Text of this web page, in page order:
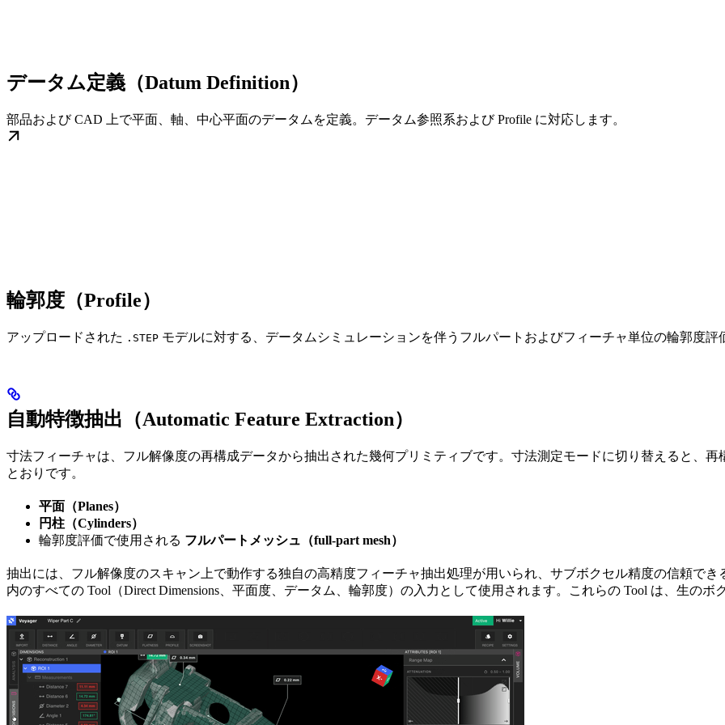
データム定義（Datum Definition）
部品および CAD 上で平面、軸、中心平面のデータムを定義。データム参照系および Profile に対応します。
輪郭度（Profile）
アップロードされた .STEP モデルに対する、データムシミュレーションを伴うフルパートおよびフィーチャ単位の輪郭度評
自動特徴抽出（Automatic Feature Extraction）
寸法フィーチャは、フル解像度の再構成データから抽出された幾何プリミティブです。寸法測定モードに切り替えると、
とおりです。
平面（Planes）
円柱（Cylinders）
輪郭度評価で使用される フルパートメッシュ（full-part mesh）
抽出には、フル解像度のスキャン上で動作する独自の高精度フィーチャ抽出処理が用いられ、サブボクセル精度の信頼で
内のすべての Tool（Direct Dimensions、平面度、データム、輪郭度）の入力として使用されます。これらの Tool は、生の